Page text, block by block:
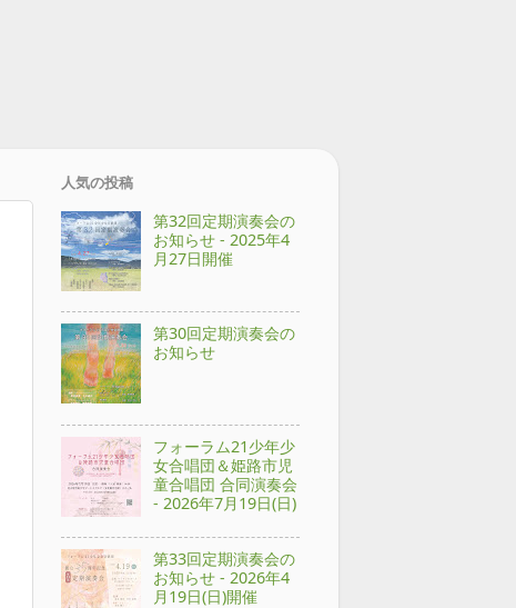
人気の投稿
第32回定期演奏会の
お知らせ - 2025年4
月27日開催
第30回定期演奏会の
お知らせ
フォーラム21少年少
女合唱団＆姫路市児
童合唱団 合同演奏会
- 2026年7月19日(日)
第33回定期演奏会の
お知らせ - 2026年4
月19日(日)開催